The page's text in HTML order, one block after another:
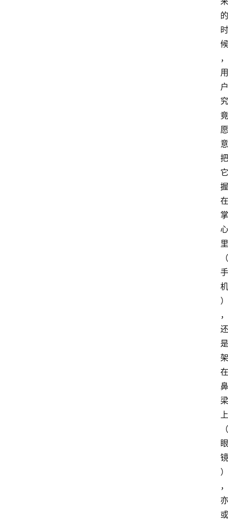
的
时
候
，
用
户
究
竟
愿
意
把
它
握
在
掌
心
里
（
手
机
）
，
还
是
架
在
鼻
梁
上
（
眼
镜
）
，
亦
或